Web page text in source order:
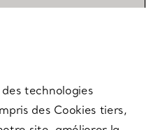
technologies
des Cookies tiers,